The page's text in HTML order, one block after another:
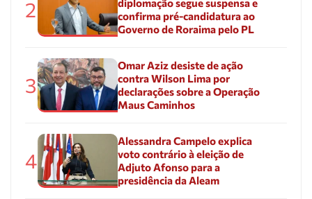
2
diplomação segue suspensa e
confirma pré-candidatura ao
Governo de Roraima pelo PL
3
Omar Aziz desiste de ação
contra Wilson Lima por
declarações sobre a Operação
Maus Caminhos
4
Alessandra Campelo explica
voto contrário à eleição de
Adjuto Afonso para a
presidência da Aleam